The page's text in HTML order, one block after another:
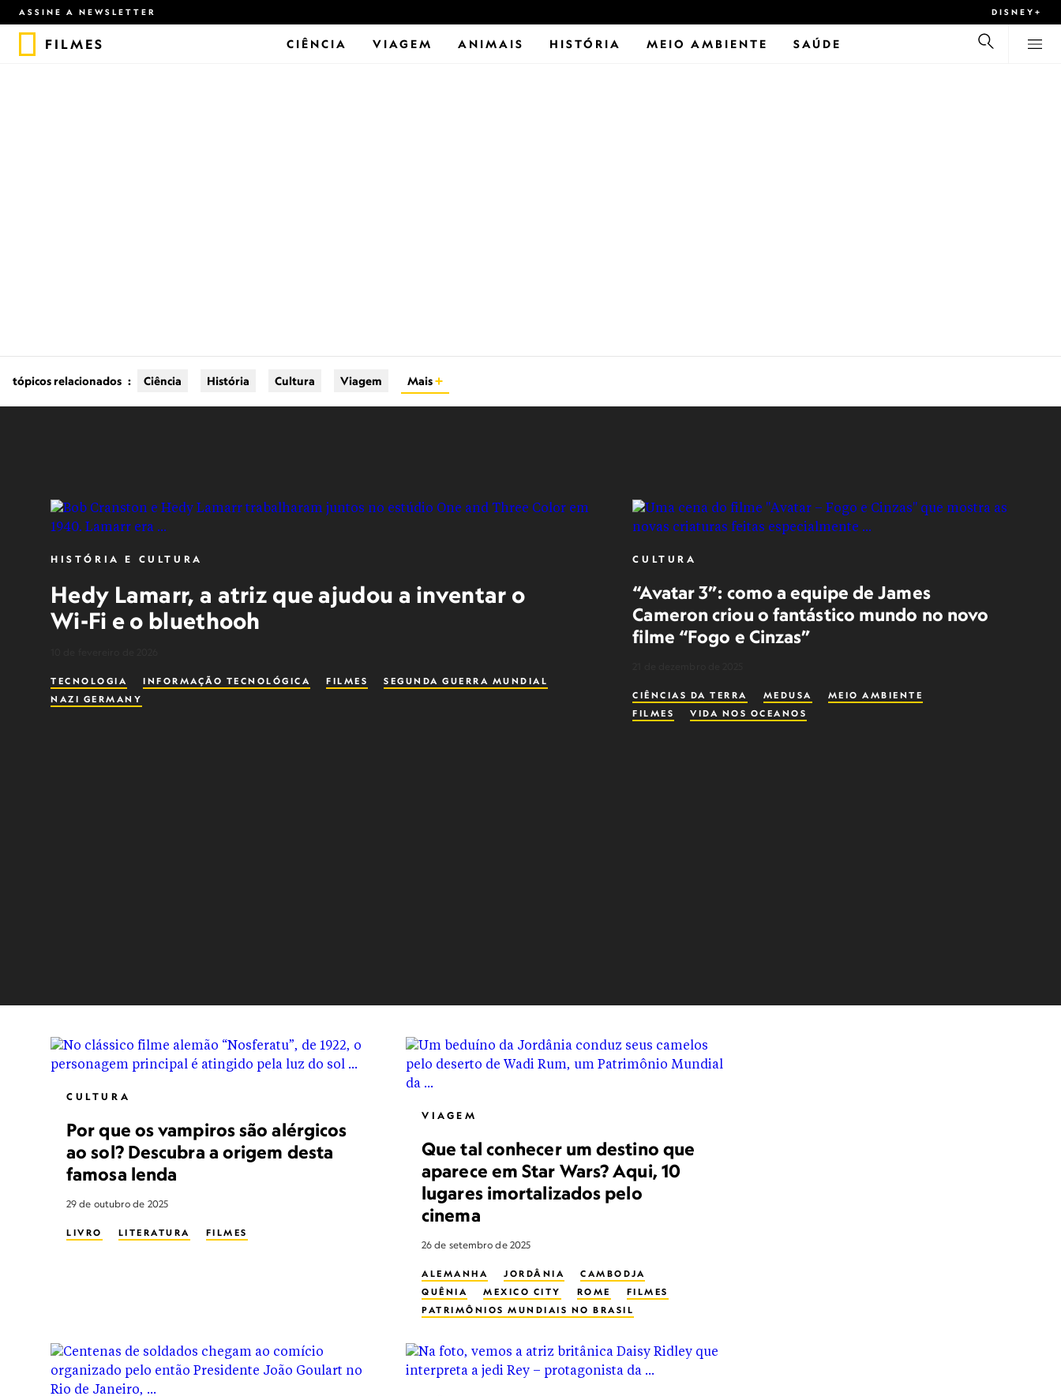
ASSINE A NEWSLETTER DISNEY+
FILMES CIÊNCIA VIAGEM ANIMAIS HISTÓRIA MEIO AMBIENTE SAÚDE
tópicos relacionados : Ciência História Cultura Viagem Mais
HISTÓRIA E CULTURA
Hedy Lamarr, a atriz que ajudou a inventar o
Wi-Fi e o bluethooh
TECNOLOGIA INFORMAÇÃO TECNOLÓGICA FILMES
SEGUNDA GUERRA MUNDIAL
NAZI GERMANY
CULTURA
“Avatar 3”: como a equipe de James
Cameron criou o fantástico mundo no novo
filme “Fogo e Cinzas”
CIÊNCIAS DA TERRA MEDUSA
MEIO AMBIENTE
FILMES
VIDA NOS OCEANOS
CULTURA
Por que os vampiros são alérgicos
ao sol? Descubra a origem desta
famosa lenda
29 de outubro de 2025
LIVRO LITERATURA FILMES
VIAGEM
Que tal conhecer um destino que
aparece em Star Wars? Aqui, 10
lugares imortalizados pelo
cinema
26 de setembro de 2025
ALEMANHA JORDÂNIA
CAMBODJA
QUÊNIA
MEXICO CITY ROME
FILMES
PATRIMÔNIOS MUNDIAIS NO BRASIL